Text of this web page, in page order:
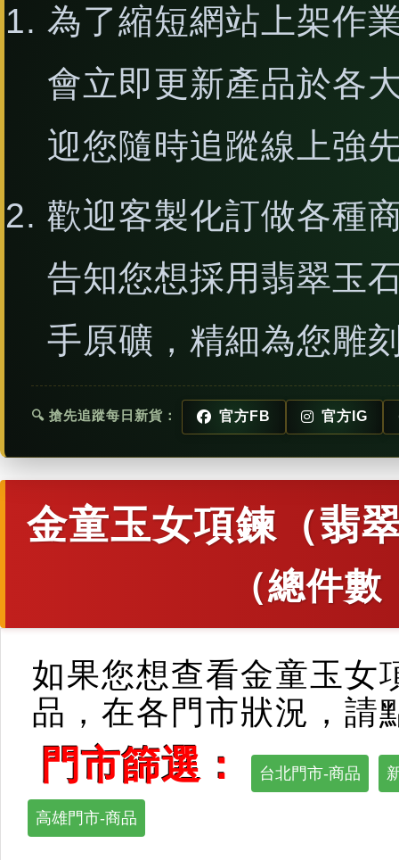
為了縮短網站上架作
會立即更新產品於各
迎您隨時追蹤線上強
歡迎客製化訂做各種
告知您想採用翡翠玉
手原礦，精細為您雕
🔍 搶先追蹤每日新貨： 官方FB 官方IG
金童玉女項鍊（翡
（總件數
如果您想查看金童玉女
品，在各門市狀況，請
門市篩選： 台北門市-商品
高雄門市-商品